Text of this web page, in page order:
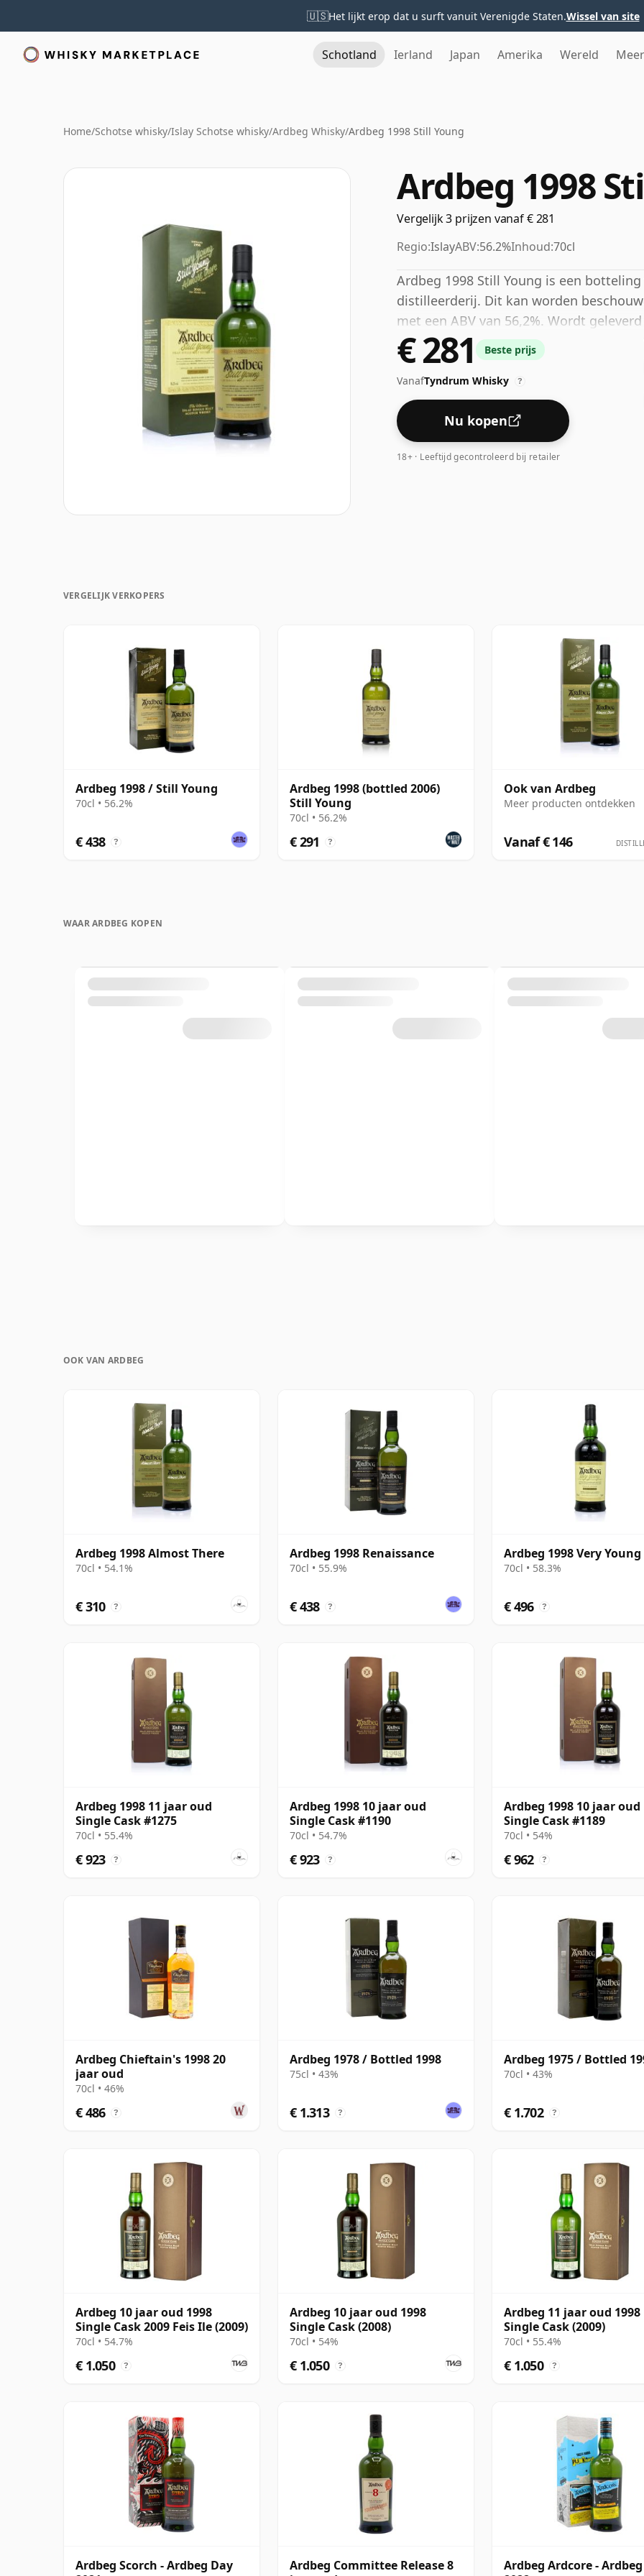
🇺🇸Het lijkt erop dat u surft vanuit Verenigde Staten.Wissel van site
Schotland Ierland Japan Amerika Wereld Meer
Home/Schotse whisky/Islay Schotse whisky/Ardbeg Whisky/Ardbeg 1998 Still Young
Ardbeg 1998
Vergelijk 3 prijzen vanaf € 281
Regio:IslayABV:56.2%Inhoud:70cl
Ardbeg 1998 Still Young is een
distilleerderij. Dit kan worden
met een ABV van 56,2%. Wordt
€ 281 Beste prijs
VanafTyndrum Whisky ?
Nu kopen
18+ · Leeftijd gecontroleerd bij retailer
VERGELIJK VERKOPERS
Ardbeg 1998 / Still Young
70cl • 56.2%
€ 438 ?
Ardbeg 1998 (bottled 2006)
Still Young
70cl • 56.2%
€ 291 ?
Ook van Ardbeg
Meer producten ontdekken
Vanaf € 146
WAAR ARDBEG KOPEN
OOK VAN ARDBEG
Ardbeg 1998 Almost There
70cl • 54.1%
€ 310 ?
Ardbeg 1998 Renaissance
70cl • 55.9%
€ 438 ?
Ardbeg 1998 Very Young
70cl • 58.3%
€ 496 ?
Ardbeg 1998 11 jaar oud
Single Cask #1275
70cl • 55.4%
€ 923 ?
Ardbeg 1998 10 jaar oud
Single Cask #1190
70cl • 54.7%
€ 923 ?
Ardbeg 1998 10 jaar oud
Single Cask #1189
70cl • 54%
€ 962 ?
Ardbeg Chieftain's 1998 20
jaar oud
70cl • 46%
€ 486 ?
Ardbeg 1978 / Bottled 1998
75cl • 43%
€ 1.313 ?
Ardbeg 1975 / Bottled
70cl • 43%
€ 1.702 ?
Ardbeg 10 jaar oud 1998
Single Cask 2009 Feis Ile (2009)
70cl • 54.7%
€ 1.050 ?
Ardbeg 10 jaar oud 1998
Single Cask (2008)
70cl • 54%
€ 1.050 ?
Ardbeg 11 jaar oud 1998
Single Cask (2009)
70cl • 55.4%
€ 1.050 ?
Ardbeg Scorch - Ardbeg Day
Ardbeg Committee Release 8
Ardbeg Ardcore -